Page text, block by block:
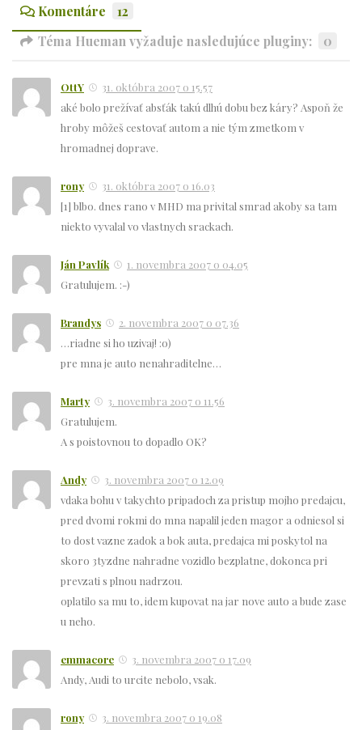
Komentáre
12
Téma Hueman vyžaduje nasledujúce pluginy:
0
OttY
31. októbra 2007 o 15.57
aké bolo prežívať absťák takú dlhú dobu bez káry? Aspoň že
hroby môžeš cestovať autom a nie tým zmetkom v
hromadnej doprave.
rony
31. októbra 2007 o 16.03
[1] blbo. dnes rano v MHD ma privital smrad akoby sa tam
niekto vyvalal vo vlastnych srackach.
Ján Pavlík
1. novembra 2007 o 04.05
Gratulujem. :-)
Brandys
2. novembra 2007 o 07.36
…riadne si ho uzivaj! :o)
pre mna je auto nenahraditelne…
Marty
3. novembra 2007 o 11.56
Gratulujem.
A s poistovnou to dopadlo OK?
Andy
3. novembra 2007 o 12.09
vdaka bohu v takychto pripadoch za pristup mojho predajcu,
pred dvomi rokmi do mna napalil jeden magor a odniesol si
to dost vazne zadok a bok auta, predajca mi poskytol na
skoro 3tyzdne nahradne vozidlo bezplatne, dokonca pri
prevzati s plnou nadrzou.
oplatilo sa mu to, idem kupovat na jar nove auto a bude zase
u neho.
emmacore
3. novembra 2007 o 17.09
Andy, Audi to urcite nebolo, vsak.
rony
3. novembra 2007 o 19.08